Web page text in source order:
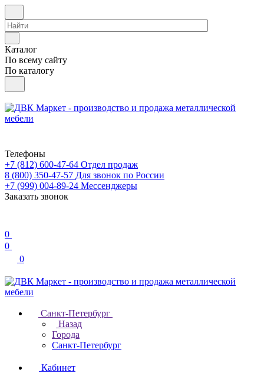
Каталог
По всему сайту
По каталогу
Телефоны
+7 (812) 600-47-64 Отдел продаж
8 (800) 350-47-57 Для звонок по России
+7 (999) 004-89-24 Мессенджеры
Заказать звонок
0
0
0
Санкт-Петербург
Назад
Города
Санкт-Петербург
Кабинет